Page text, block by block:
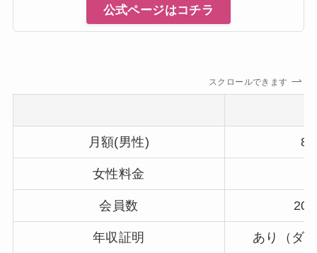
公式ページはコチラ
スクロールできます
月額(男性)
女性料金
会員数
年収証明 あり（ダ